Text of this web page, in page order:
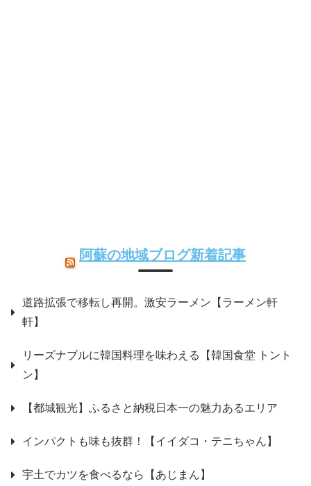
阿蘇の地域ブログ新着記事
道路拡張で移転し再開。激安ラーメン【ラーメン軒
軒】
リーズナブルに韓国料理を味わえる【韓国食堂 トント
ン】
【都城観光】ふるさと納税日本一の魅力あるエリア
インパクトも味も抜群！【イイダコ・テニちゃん】
宇土でカツを食べるなら【あじまん】